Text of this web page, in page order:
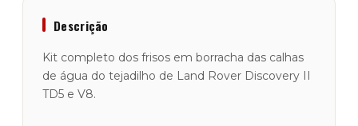
em
Borracha
das
Calhas
de
Água
Descrição
Kit completo dos frisos em borracha das calhas
de água do tejadilho de Land Rover Discovery II
TD5 e V8.